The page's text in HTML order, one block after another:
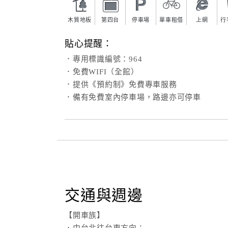
木質地板 第四台 停車場 單車租借 上網 行
貼心提醒：
．專用標識編號：964
．免費WIFI（全館）
．提供《預約制》免費專車服務
．備有免費室內停車場，路邊亦可停車
交通與週邊
【開車族】